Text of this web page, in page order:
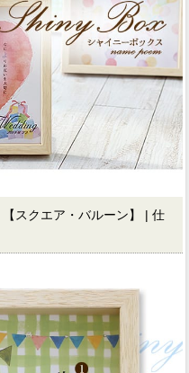
スクエア・バルーン】 | 仕